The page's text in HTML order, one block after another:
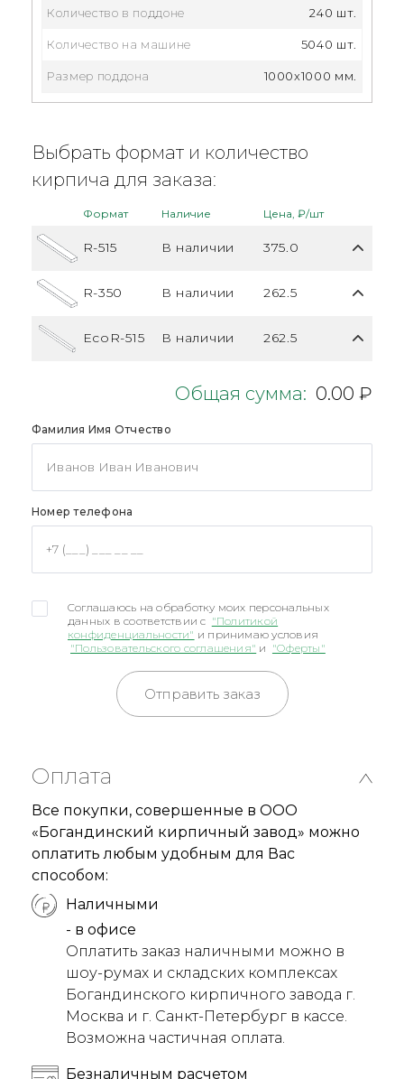
Количество в поддоне 240 шт.
Количество на машине 5040 шт.
Размер поддона 1000x1000 мм.
Выбрать формат и количество
кирпича для заказа:
Формат Наличие Цена, ₽/шт
R-515 В наличии 375.0
R-350 В наличии 262.5
EcoR-515 В наличии 262.5
Общая сумма: 0.00 ₽
Фамилия Имя Отчество
Номер телефона
Соглашаюсь на обработку моих персональных
данных в соответствии с "Политикой
конфиденциальности" и принимаю условия
"Пользовательского соглашения" и "Оферты"
Отправить заказ
Оплата
Все покупки, совершенные в ООО
«Богандинский кирпичный завод» можно
оплатить любым удобным для Вас
способом:
Наличными
- в офисе
Оплатить заказ наличными можно в
шоу-румах и складских комплексах
Богандинского кирпичного завода г.
Москва и г. Санкт-Петербург в кассе.
Возможна частичная оплата.
Безналичным расчетом